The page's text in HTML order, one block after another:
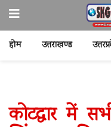
होम उत्तराखण्ड
कोटद्वार में